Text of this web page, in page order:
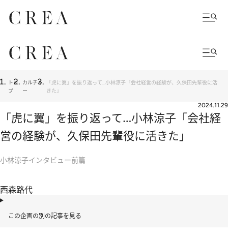
トッ
プ
カルチャ
ー
「虎に翼」を振り返って…小林涼子「会社経営の経験が、久保田先輩役に活
きた」
2024.11.29
「虎に翼」を振り返って…小林涼子「会社経
営の経験が、久保田先輩役に活きた」
小林涼子インタビュー前篇
西森路代
この企画の別の記事を見る